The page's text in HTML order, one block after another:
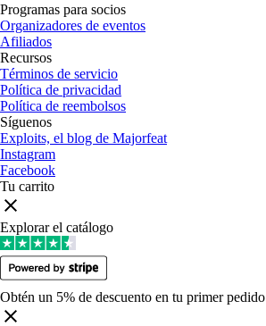
Programas para socios
Organizadores de eventos
Afiliados
Recursos
Términos de servicio
Política de privacidad
Política de reembolsos
Síguenos
Exploits, el blog de Majorfeat
Instagram
Facebook
Tu carrito
Explorar el catálogo
Obtén un 5% de descuento en tu primer pedido